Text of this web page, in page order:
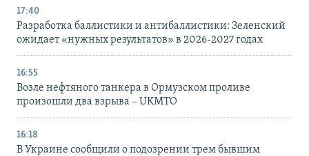
17:40
Разработка баллистики и антибаллистики: Зеленский
ожидает «нужных результатов» в 2026-2027 годах
16:55
Возле нефтяного танкера в Ормузском проливе
произошли два взрыва – UKMTO
16:18
В Украине сообщили о подозрении трем бывшим